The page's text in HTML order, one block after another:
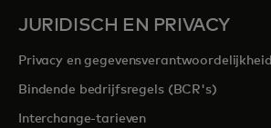
JURIDISCH EN PRIVACY
Privacy en gegevensverantwoordelijkheid
Bindende bedrijfsregels (BCR's)
Interchange-tarieven